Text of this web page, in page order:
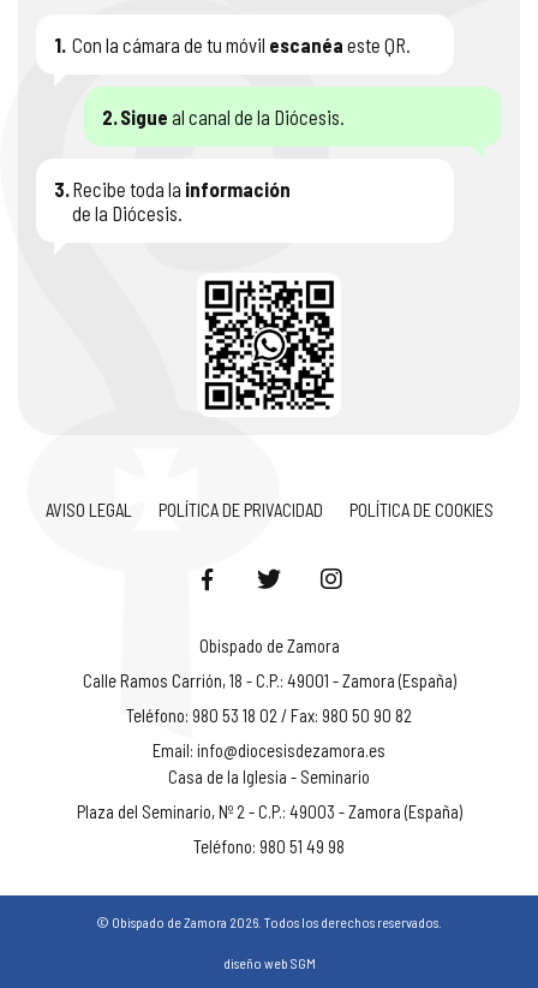
1. Con la cámara de tu móvil escanéa este QR.
2.Sigue al canal de la Diócesis.
3.Recibe toda la información
de la Diócesis.
AVISO LEGAL POLÍTICA DE PRIVACIDAD POLÍTICA DE COOKIES
Obispado de Zamora
Calle Ramos Carrión, 18 - C.P.: 49001 - Zamora (España)
Teléfono: 980 53 18 02 / Fax: 980 50 90 82
Email: info@diocesisdezamora.es
Casa de la Iglesia - Seminario
Plaza del Seminario, Nº 2 - C.P.: 49003 - Zamora (España)
Teléfono: 980 51 49 98
© Obispado de Zamora 2026. Todos los derechos reservados.
diseño web SGM